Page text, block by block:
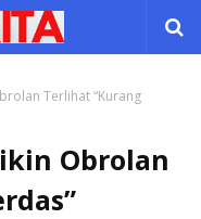
Terlihat “Kurang
Obrolan